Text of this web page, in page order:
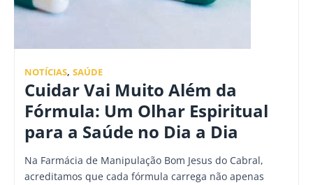
NOTÍCIAS, SAÚDE
Cuidar Vai Muito Além da
Fórmula: Um Olhar Espiritual
para a Saúde no Dia a Dia
Na Farmácia de Manipulação Bom Jesus do Cabral,
acreditamos que cada fórmula carrega não apenas